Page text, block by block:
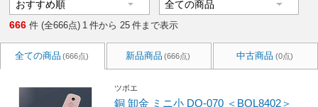
666 件 (全666点) 1 件から 25 件まで表示
全ての商品 (666点) 新品商品 (666点) 中古商品 (0点)
ツボエ
銅 卸金 ミニ小 DO-070 ＜BOL8402＞